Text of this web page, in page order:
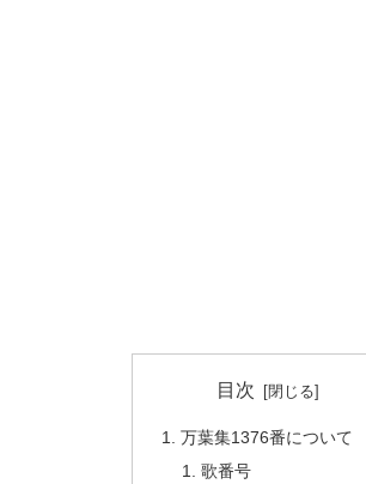
目次
万葉集1376番について
歌番号